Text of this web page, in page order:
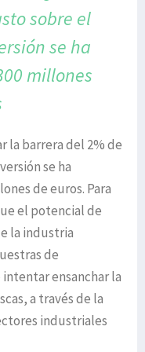
sobre el
se ha
millones
la barrera del 2% de
se ha
de euros. Para
el potencial de
la industria
de
ensanchar la
a través de la
industriales